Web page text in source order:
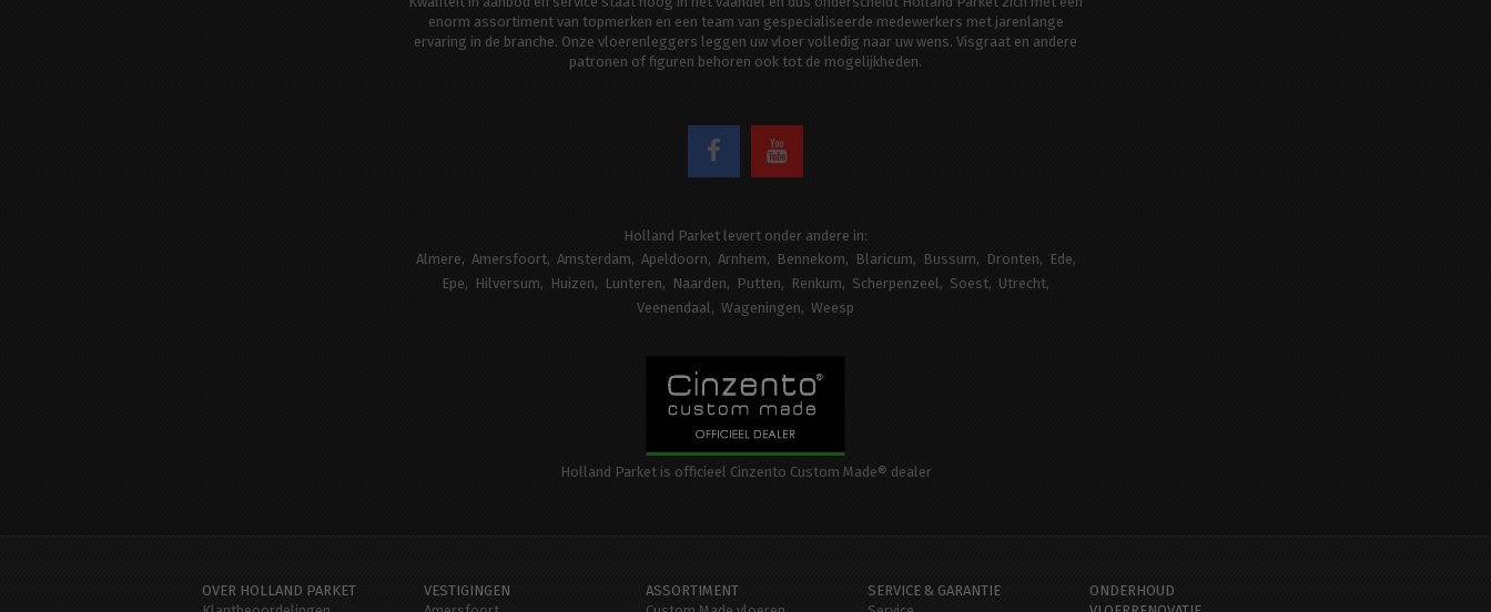
enorm assortiment van topmerken en een team van gespecialiseerde medewerkers met jarenlange
ervaring in de branche. Onze vloerenleggers leggen uw vloer volledig naar uw wens. Visgraat en andere
patronen of figuren behoren ook tot de mogelijkheden.
Holland Parket levert onder andere in:
Almere
Amersfoort Amsterdam Apeldoorn Arnhem Bennekom Blaricum Bussum Dronten
Ede
Epe
Hilversum Huizen Lunteren Naarden Putten Renkum Scherpenzeel Soest
Utrecht
Veenendaal
Wageningen Weesp
Holland Parket is officieel Cinzento Custom Made® dealer
OVER HOLLAND PARKET
VESTIGINGEN
ASSORTIMENT
SERVICE & GARANTIE
ONDERHOUD